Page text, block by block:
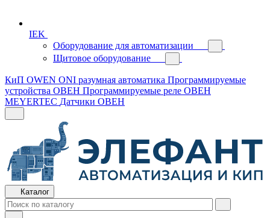
IEK
Оборудование для автоматизации
Щитовое оборудование
КиП OWEN ONI разумная автоматика Программируемые
устройства ОВЕН Программируемые реле ОВЕН
MEYERTEC Датчики ОВЕН
Каталог